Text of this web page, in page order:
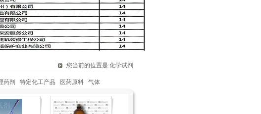
您当前的位置是:化学试剂
药剂 特定化工产品 医药原料 气体